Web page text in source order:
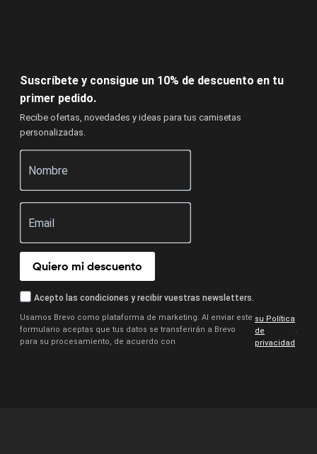
Suscríbete y consigue un 10% de descuento en tu
primer pedido.
Recibe ofertas, novedades y ideas para tus camisetas
personalizadas.
Quiero mi descuento
Acepto las condiciones y recibir vuestras newsletters.
Usamos Brevo como plataforma de marketing. Al enviar este
formulario aceptas que tus datos se transferirán a Brevo
para su procesamiento, de acuerdo con
su Política
de
privacidad
.